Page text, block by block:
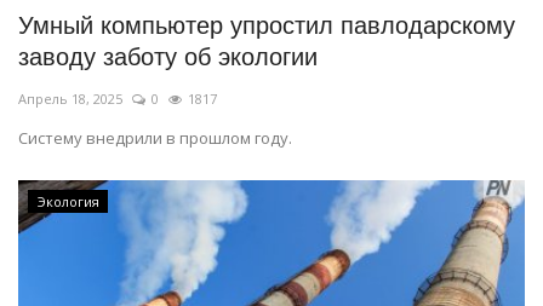
Умный компьютер упростил павлодарскому
заводу заботу об экологии
Апрель 18, 2025 0 1817
Систему внедрили в прошлом году.
Экология